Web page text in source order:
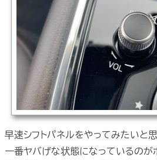
早速シフトパネルをやってみたいと思
一番ヤバげな状態になっているのが